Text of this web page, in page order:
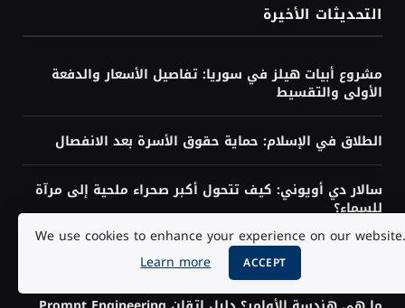
التحديثات الأخيرة
مشروع أبيات هيلز في سوريا: تفاصيل الأسعار والدفعة
الأولى والتقسيط
الطلاق في الإسلام: حماية حقوق الأسرة بعد الانفصال
سالار دي أويوني: كيف تتحول أكبر صحراء ملحية إلى مرآة
للسماء؟
سلوك القطيع: لماذا نقلد الآخرين حتى عندما يخطئون؟
We use cookies to enhance your experience on our website.
Learn more
ACCEPT